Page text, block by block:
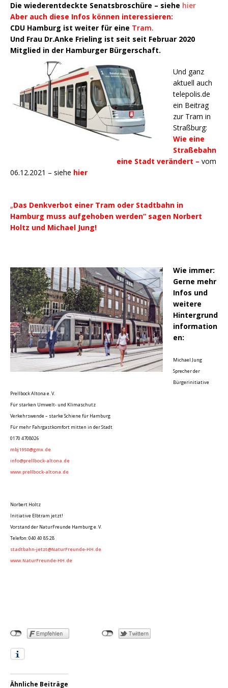
Die wiederentdeckte Senatsbroschüre – siehe hier
Aber auch diese Infos können interessieren:
CDU Hamburg ist weiter für eine Tram.
Und Frau Dr.Anke Frieling ist seit seit Februar 2020
Mitglied in der Hamburger Bürgerschaft.
Und ganz
aktuell auch
telepolis.de
ein Beitrag
zur Tram in
Straßburg:
Wie eine
Straßebahn
eine Stadt verändert – vom
06.12.2021 – siehe hier
„Das Denkverbot einer Tram oder Stadtbahn in
Hamburg muss aufgehoben werden“ sagen Norbert
Holtz und Michael Jung!
Wie immer:
Gerne mehr
Infos und
weitere
Hintergrund
information
en:
Michael Jung
Sprecher der
Bürgerinitiative
Prellbock Altona e. V.
Für starken Umwelt- und Klimaschutz
Verkehrswende – starke Schiene für Hamburg
Für mehr Fahrgastkomfort mitten in der Stadt
0170 4708026
mbj1950@gmx.de
info@prellbock-altona.de
www.prellbock-altona.de
Norbert Holtz
Initiative Elbtram jetzt!
Vorstand der NaturFreunde Hamburg e. V.
Telefon: 040 40 85 28
stadtbahn-jetzt@NaturFreunde-HH.de
www.NaturFreunde-HH.de
Ähnliche Beiträge